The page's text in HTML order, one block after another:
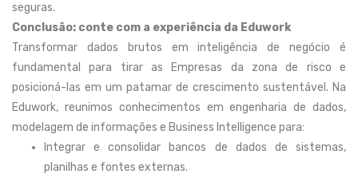
seguras.
Conclusão: conte com a experiência da Eduwork
Transformar dados brutos em inteligência de negócio é
fundamental para tirar as Empresas da zona de risco e
posicioná-las em um patamar de crescimento sustentável. Na
Eduwork, reunimos conhecimentos em engenharia de dados,
modelagem de informações e Business Intelligence para:
Integrar e consolidar bancos de dados de sistemas,
planilhas e fontes externas.